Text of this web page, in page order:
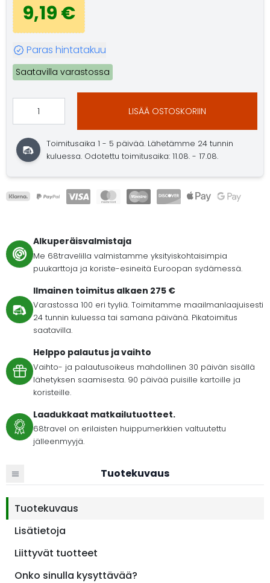
9,19 €
Paras hintatakuu
Saatavilla varastossa
LISÄÄ OSTOSKORIIN
Toimitusaika 1 - 5 päivää. Lähetämme 24 tunnin
kuluessa. Odotettu toimitusaika: 11.08. - 17.08.
Alkuperäisvalmistaja
Me 68travelilla valmistamme yksityiskohtaisimpia
puukarttoja ja koriste-esineitä Euroopan sydämessä.
Ilmainen toimitus alkaen 275 €
Varastossa 100 eri tyyliä. Toimitamme maailmanlaajuisesti
24 tunnin kuluessa tai samana päivänä. Pikatoimitus
saatavilla.
Helppo palautus ja vaihto
Vaihto- ja palautusoikeus mahdollinen 30 päivän sisällä
lähetyksen saamisesta. 90 päivää puisille kartoille ja
koristeille.
Laadukkaat matkailutuotteet.
68travel on erilaisten huippumerkkien valtuutettu
jälleenmyyjä.
Tuotekuvaus
Tuotekuvaus
Lisätietoja
Liittyvät tuotteet
Onko sinulla kysyttävää?